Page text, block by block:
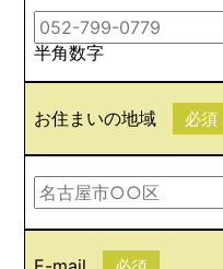
半角数字
お住まいの地域 必須